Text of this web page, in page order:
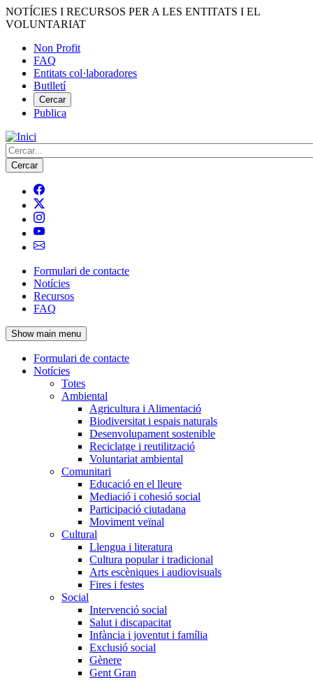
Vés
al
NOTÍCIES I RECURSOS PER A LES ENTITATS I EL
VOLUNTARIAT
Menú
del
compte
d'usuari
Non Profit
FAQ
Entitats col·laboradores
Butlletí
Cercar
Publica
Cerca
Navegació
principal
de
l'encapçalament
Formulari de contacte
Notícies
Recursos
FAQ
Show main menu
Navegació
principal
Formulari de contacte
Notícies
Totes
Ambiental
Agricultura i Alimentació
Biodiversitat i espais naturals
Desenvolupament sostenible
Reciclatge i reutilització
Voluntariat ambiental
Comunitari
Educació en el lleure
Mediació i cohesió social
Participació ciutadana
Moviment veïnal
Cultural
Llengua i literatura
Cultura popular i tradicional
Arts escèniques i audiovisuals
Fires i festes
Social
Intervenció social
Salut i discapacitat
Infància i joventut i família
Exclusió social
Gènere
Gent Gran